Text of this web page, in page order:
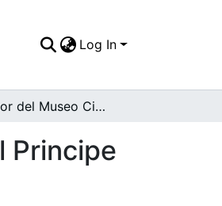
Log In
El director del Museo Ciencias Naturales da la bienvenida al Principe Bernardo de Belgica, C
Principe